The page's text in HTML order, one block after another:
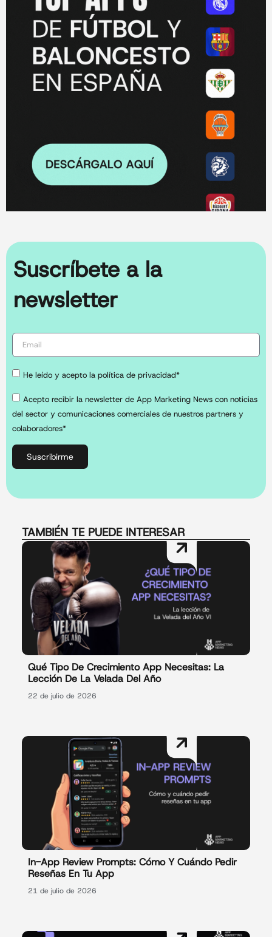
Suscríbete a la
newsletter
He leído y acepto la política de privacidad*
Acepto recibir la newsletter de App Marketing News con noticias
del sector y comunicaciones comerciales de nuestros partners y
colaboradores*
Suscribirme
TAMBIÉN TE PUEDE INTERESAR
Qué Tipo De Crecimiento App Necesitas: La
Lección De La Velada Del Año
22 de julio de 2026
In-App Review Prompts: Cómo Y Cuándo Pedir
Reseñas En Tu App
21 de julio de 2026